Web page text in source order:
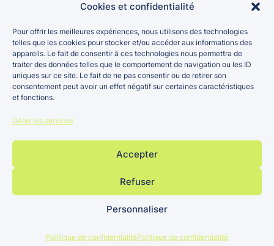
Cookies et confidentialité
Pour offrir les meilleures expériences, nous utilisons des technologies
telles que les cookies pour stocker et/ou accéder aux informations des
appareils. Le fait de consentir à ces technologies nous permettra de
traiter des données telles que le comportement de navigation ou les ID
uniques sur ce site. Le fait de ne pas consentir ou de retirer son
consentement peut avoir un effet négatif sur certaines caractéristiques
et fonctions.
Gérer les services
Accepter
Refuser
Personnaliser
Politique de confidentialitéPolitique de confidentialité
Le groupe
Actualités
Carrières
Points de vente
Véhicules d’occasion
Véhicules neufs
Entretien et réparation